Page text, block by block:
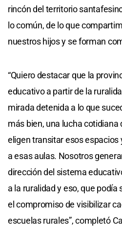
rincón del territorio
lo común, de lo que
nuestros hijos y se forman
“Quiero destacar que la
educativo a partir de la
mirada detenida a lo que
más bien, una lucha cotidiana
eligen transitar esos espacios
a esas aulas. Nosotros
dirección del sistema
a la ruralidad y eso, que
el compromiso de visibilizar
escuelas rurales”, completó